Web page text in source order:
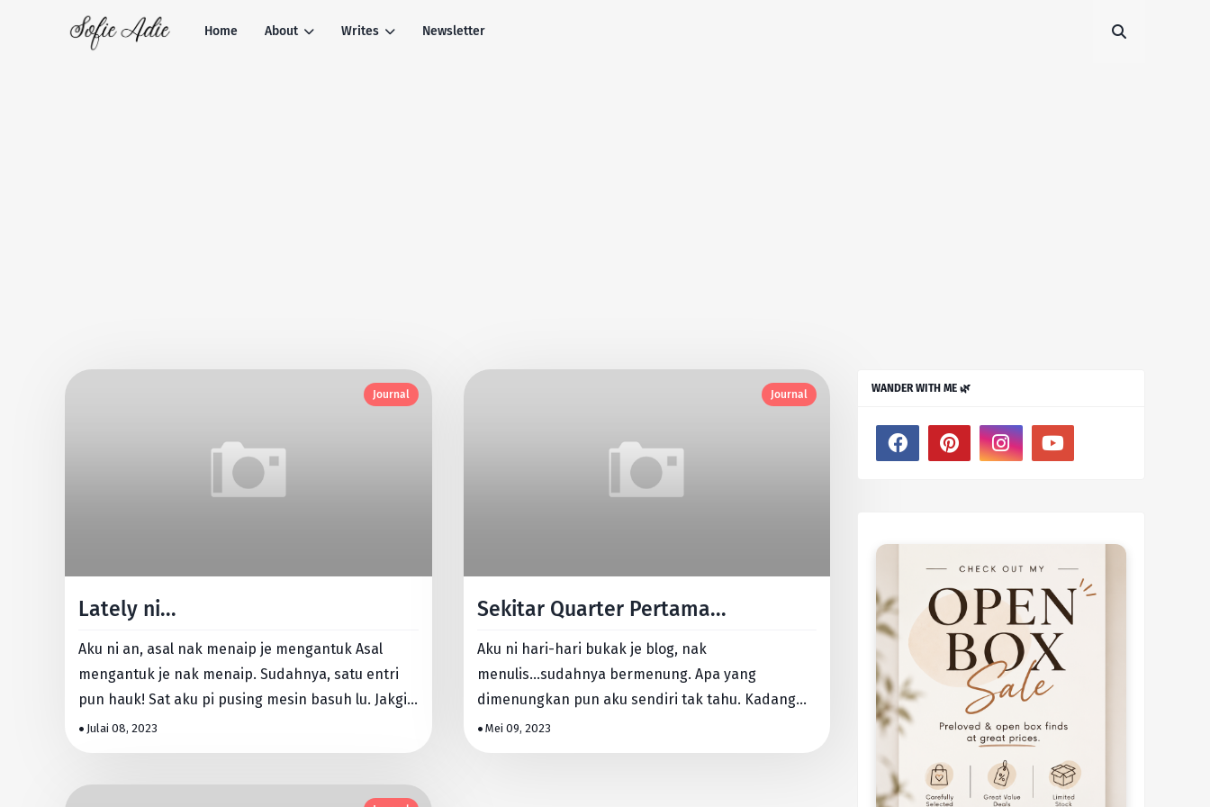
Home About Writes Newsletter
Journal
Lately ni...
Aku ni an, asal nak menaip je mengantuk Asal
mengantuk je nak menaip. Sudahnya, satu entri
pun hauk! Sat aku pi pusing mesin basuh lu. Jakgi
sambung. Ni mesin …
Julai 08, 2023
Journal
Sekitar Quarter Pertama...
Aku ni hari-hari bukak je blog, nak
menulis...sudahnya bermenung. Apa yang
dimenungkan pun aku sendiri tak tahu. Kadang
mencari ilham, idea, pelbagai rencana n…
Mei 09, 2023
WANDER WITH ME 🌿